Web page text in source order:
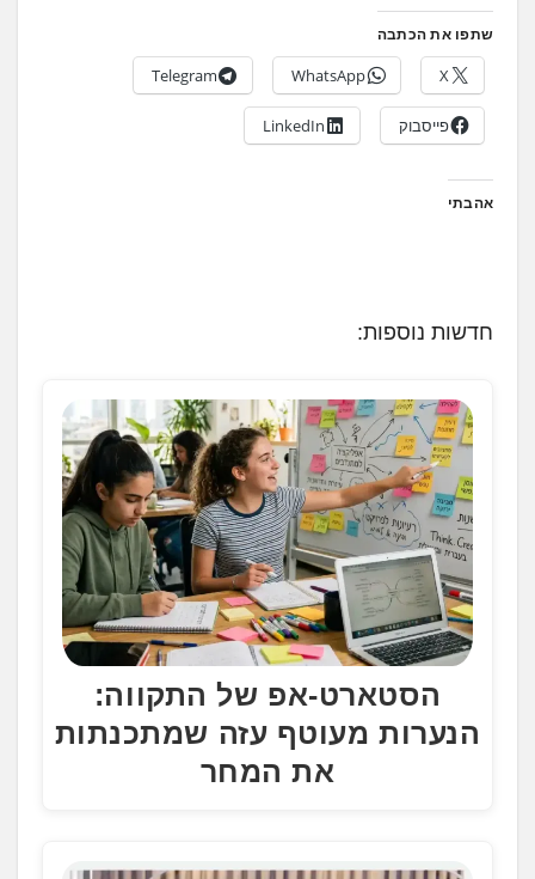
שתפו את הכתבה
X
WhatsApp
Telegram
פייסבוק LinkedIn
אהבתי
חדשות נוספות:
הסטארט-אפ של התקווה:
הנערות מעוטף עזה שמתכנתות
את המחר